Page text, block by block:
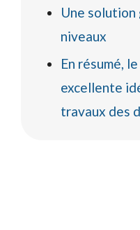
Une solution
niveaux
En résumé,
excellente
travaux des